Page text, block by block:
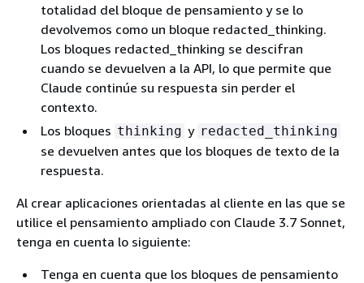
totalidad del bloque de pensamiento y se lo
devolvemos como un bloque redacted_thinking.
Los bloques redacted_thinking se descifran
cuando se devuelven a la API, lo que permite que
Claude continúe su respuesta sin perder el
contexto.
Los bloques thinking y redacted_thinking
se devuelven antes que los bloques de texto de la
respuesta.
Al crear aplicaciones orientadas al cliente en las que se
utilice el pensamiento ampliado con Claude 3.7 Sonnet,
tenga en cuenta lo siguiente:
Tenga en cuenta que los bloques de pensamiento